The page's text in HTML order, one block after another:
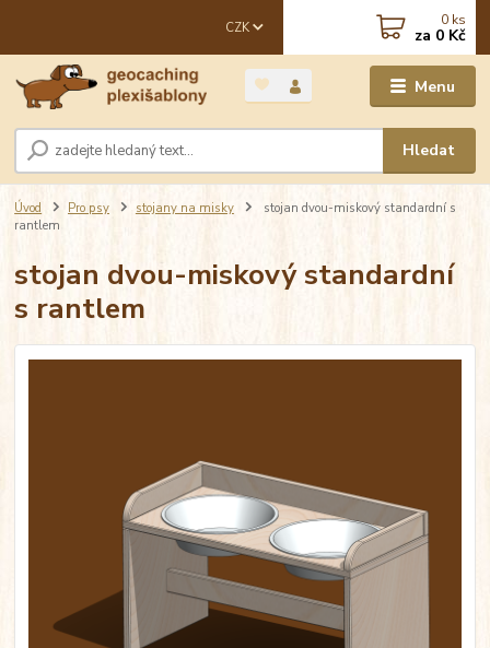
Menu
CZK
Hledat
0 ks
za 0 Kč
Úvod Pro psy stojany na misky
stojan dvou-miskový standardní s
rantlem
stojan dvou-miskový standardní
s rantlem